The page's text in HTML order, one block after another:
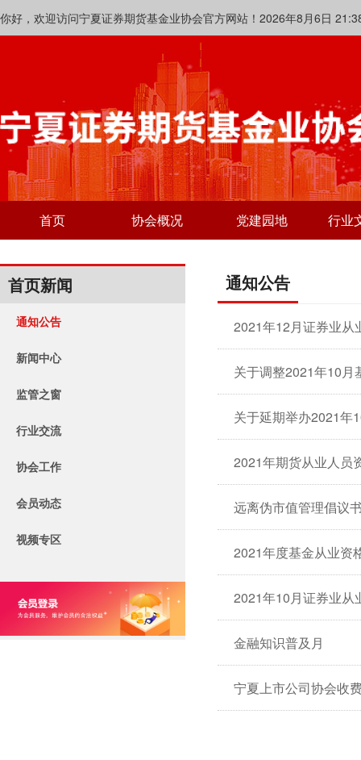
你好，欢迎访问宁夏证券期货基金业协会官方网站！2026年8月6日
首页 协会概况 党建园地 行业
首页新闻
通知公告
新闻中心
监管之窗
行业交流
协会工作
会员动态
视频专区
通知公告
2021年12月证券业从
关于调整2021年10月
关于延期举办2021年
2021年期货从业人员
远离伪市值管理倡议
2021年度基金从业资
2021年10月证券业从
金融知识普及月
宁夏上市公司协会收